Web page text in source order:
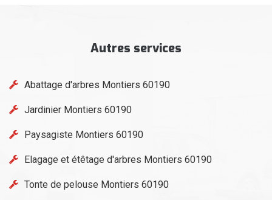
Autres services
Abattage d'arbres Montiers 60190
Jardinier Montiers 60190
Paysagiste Montiers 60190
Elagage et étêtage d'arbres Montiers 60190
Tonte de pelouse Montiers 60190